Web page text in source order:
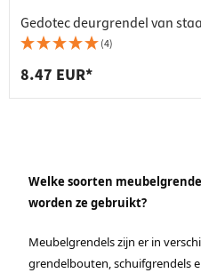
Gedotec deurgrendel van
(4)
8.47 EUR*
Welke soorten
worden ze gebruikt?
Meubelgrendels zijn er in
grendelbouten, schuifgrendels